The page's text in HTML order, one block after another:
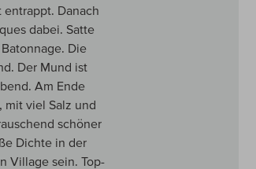
Danach
dabei. Satte
Die
Der Mund ist
Am Ende
mit viel Salz und
schöner
Dichte in der
Village sein. Top-